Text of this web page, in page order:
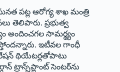
పట్ల ఆరోగ్య శాఖ మంత్రి
తెలిపారు. ప్రభుత్వ
అందించగల సామర్థ్యం
ఇటీవల గాంధీ
థియేటర్లతోపాటు
ట్రాన్స్‌ప్లాంట్ సెంటర్‌ను